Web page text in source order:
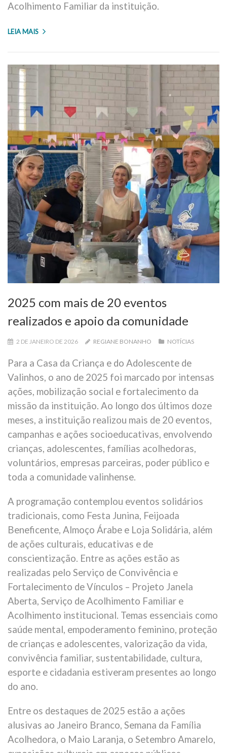
Acolhimento Familiar da instituição.
LEIA MAIS
2025 com mais de 20 eventos
realizados e apoio da comunidade
2 DE JANEIRO DE 2026 REGIANE BONANHO NOTÍCIAS
Para a Casa da Criança e do Adolescente de
Valinhos, o ano de 2025 foi marcado por intensas
ações, mobilização social e fortalecimento da
missão da instituição. Ao longo dos últimos doze
meses, a instituição realizou mais de 20 eventos,
campanhas e ações socioeducativas, envolvendo
crianças, adolescentes, famílias acolhedoras,
voluntários, empresas parceiras, poder público e
toda a comunidade valinhense.
A programação contemplou eventos solidários
tradicionais, como Festa Junina, Feijoada
Beneficente, Almoço Árabe e Loja Solidária, além
de ações culturais, educativas e de
conscientização. Entre as ações estão as
realizadas pelo Serviço de Convivência e
Fortalecimento de Vínculos – Projeto Janela
Aberta, Serviço de Acolhimento Familiar e
Acolhimento institucional. Temas essenciais como
saúde mental, empoderamento feminino, proteção
de crianças e adolescentes, valorização da vida,
convivência familiar, sustentabilidade, cultura,
esporte e cidadania estiveram presentes ao longo
do ano.
Entre os destaques de 2025 estão a ações
alusivas ao Janeiro Branco, Semana da Família
Acolhedora, o Maio Laranja, o Setembro Amarelo,